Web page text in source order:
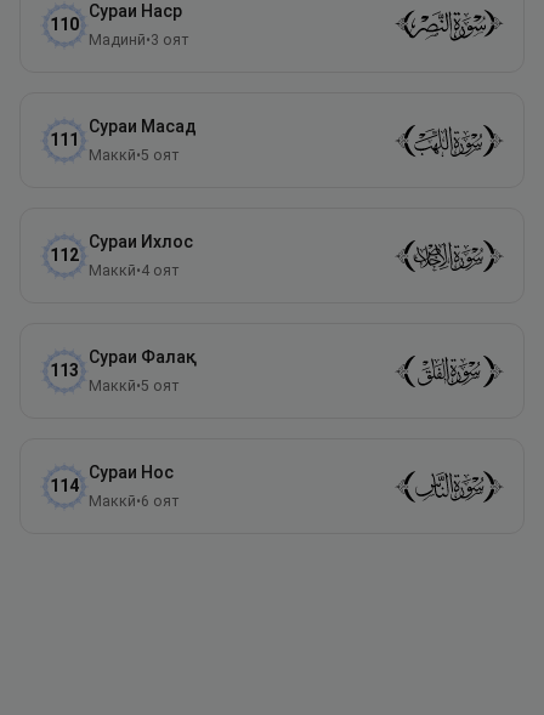
110
Сураи Наср
Мадинӣ•3 оят
111
Сураи Масад
Маккӣ•5 оят
112
Сураи Ихлос
Маккӣ•4 оят
113
Сураи Фалақ
Маккӣ•5 оят
114
Сураи Нос
Маккӣ•6 оят